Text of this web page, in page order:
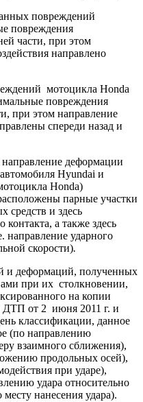
повреждений
повреждения
части, при этом
направлено
мотоцикла Hondа
повреждения
при этом направление
спереди назад и
деформации
Hyundai и
Hondа)
парные участки
средств и здесь
а также здесь
направление ударного
скорости).
и деформаций, полученных
при их столкновении,
на копии
ДТП от 2 июня 2011 г. и
классификации, данное
(по направлению
взаимного сближения),
продольных осей),
при ударе),
удара относительно
нанесения удара).